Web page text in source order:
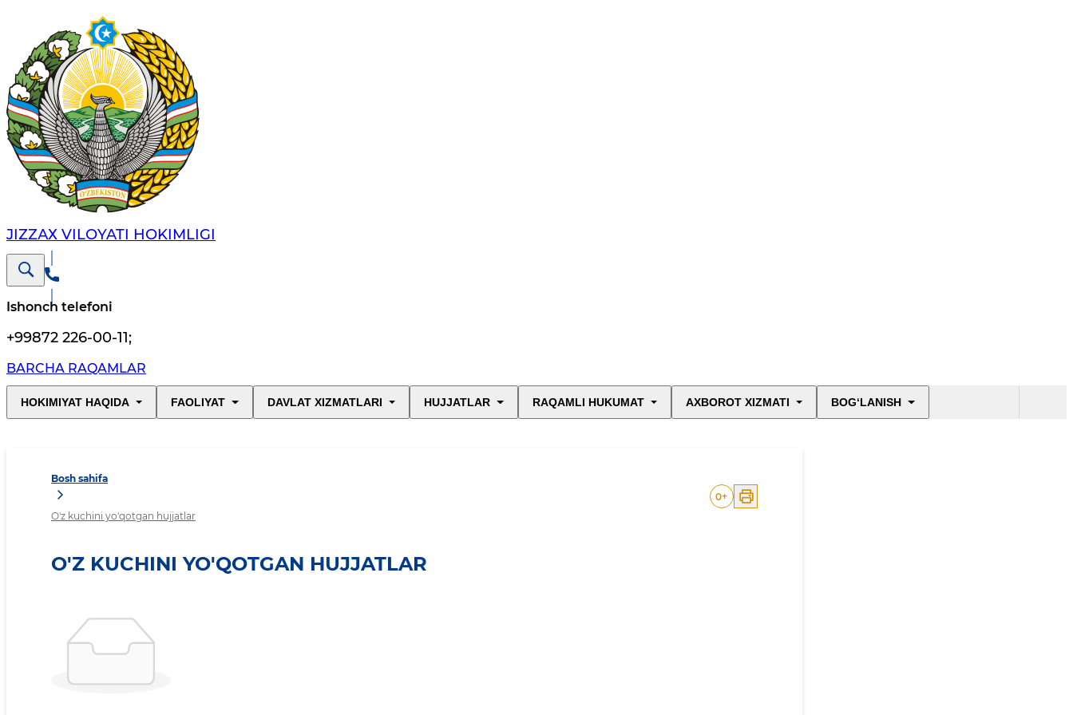
JIZZАХ VILОYATI HОKIMLIGI
Ishonch telefoni
+99872 226-00-11;
BARCHA RAQAMLAR
HOKIMIYAT HAQIDA FAOLIYAT DAVLAT XIZMATLARI HUJJATLAR RAQAMLI HUKUMAT AXBOROT XIZMATI BOG‘LANISH
Bosh sahifa
O'z kuchini yo'qotgan hujjatlar
0+
O'Z KUCHINI YO'QOTGAN HUJJATLAR